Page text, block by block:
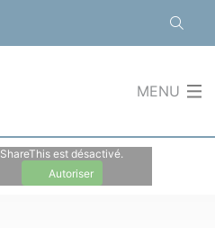
MENU
ShareThis est désactivé.
Autoriser